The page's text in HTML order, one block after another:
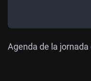
Agenda de la